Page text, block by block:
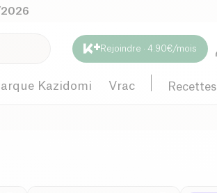
Rejoindre · 4.90€/mois
Kazidomi Vrac Recettes